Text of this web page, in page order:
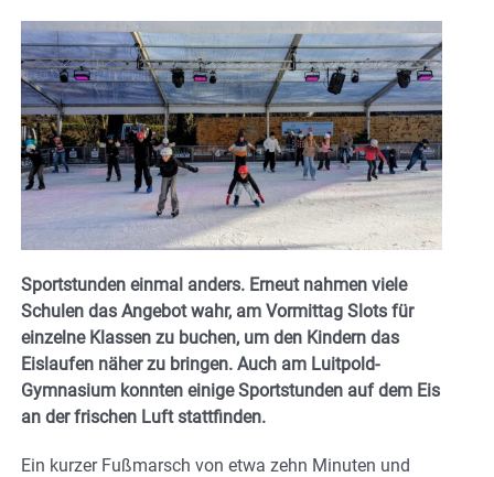
Sportstunden einmal anders. Erneut nahmen viele
Schulen das Angebot wahr, am Vormittag Slots für
einzelne Klassen zu buchen, um den Kindern das
Eislaufen näher zu bringen. Auch am Luitpold-
Gymnasium konnten einige Sportstunden auf dem Eis
an der frischen Luft stattfinden.
Ein kurzer Fußmarsch von etwa zehn Minuten und